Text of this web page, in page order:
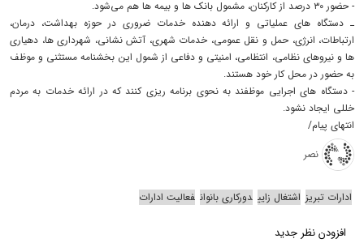
- حضور ۳۰ درصد از کارکنان، مشمول بانک‌ ها و بیمه‌ ها هم می‌شود.
ـ دستگاه‌ های عملیاتی و ارائه دهنده خدمات ضروری در حوزه بهداشت، درمان،
ارتباطات، انرژی، حمل و نقل عمومی، خدمات شهری، آتش‌ نشانی، شهرداری‌ ها، دهیاری‌
ها و نیروهای نظامی، انتظامی، امنیتی و دفاعی از شمول این بخشنامه مستثنی و موظف
به حضور در محل کار خود هستند.
- دستگاه‌ های اجرایی موظفند به نحوی برنامه‌ ریزی کنند که در ارائه خدمات به مردم
خللی ایجاد نشود.
انتهای پیام/
نصر
ادارات تبریز اشتغال زایی دورکاری بانوان فعالیت ادارات
افزودن نظر جدید